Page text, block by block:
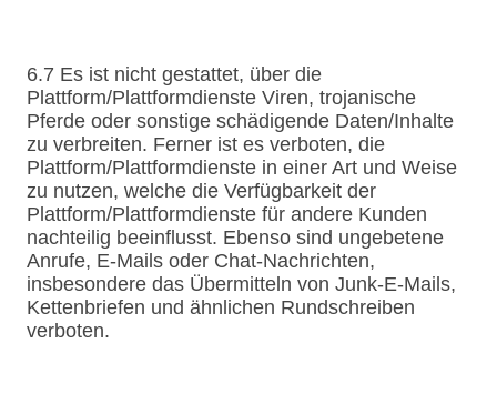
6.7 Es ist nicht gestattet, über die
Plattform/Plattformdienste Viren, trojanische
Pferde oder sonstige schädigende Daten/Inhalte
zu verbreiten. Ferner ist es verboten, die
Plattform/Plattformdienste in einer Art und Weise
zu nutzen, welche die Verfügbarkeit der
Plattform/Plattformdienste für andere Kunden
nachteilig beeinflusst. Ebenso sind ungebetene
Anrufe, E-Mails oder Chat-Nachrichten,
insbesondere das Übermitteln von Junk-E-Mails,
Kettenbriefen und ähnlichen Rundschreiben
verboten.